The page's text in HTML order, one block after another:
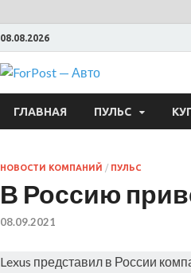
08.08.2026
ГЛАВНАЯ ПУЛЬС
НОВОСТИ КОМПАНИЙ / ПУЛЬС
В Россию
08.09.2021
Lexus представил в России